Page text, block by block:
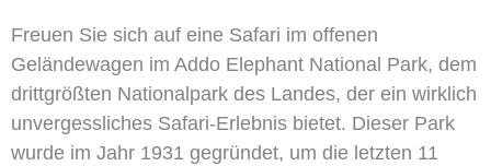
Freuen Sie sich auf eine Safari im offenen
Geländewagen im Addo Elephant National Park, dem
drittgrößten Nationalpark des Landes, der ein wirklich
unvergessliches Safari-Erlebnis bietet. Dieser Park
wurde im Jahr 1931 gegründet, um die letzten 11